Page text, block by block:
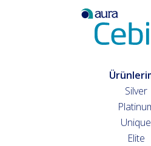
Silver
Unique
Elite